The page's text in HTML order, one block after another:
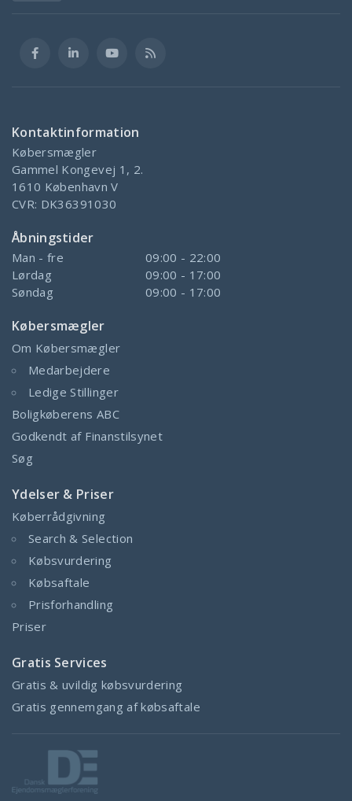
Kontaktinformation
Købersmægler
Gammel Kongevej 1, 2.
1610 København V
CVR: DK36391030
Åbningstider
Man - fre
09:00 - 22:00
Lørdag
09:00 - 17:00
Søndag
09:00 - 17:00
Købersmægler
Om Købersmægler
Medarbejdere
Ledige Stillinger
Boligkøberens ABC
Godkendt af Finanstilsynet
Søg
Ydelser & Priser
Køberrådgivning
Search & Selection
Købsvurdering
Købsaftale
Prisforhandling
Priser
Gratis Services
Gratis & uvildig købsvurdering
Gratis gennemgang af købsaftale